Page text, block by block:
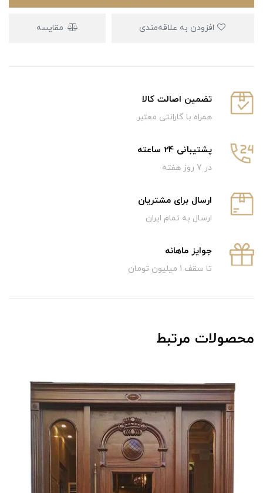
مقایسه
تضمین اصالت کالا
همراه با گارانتی معتبر
پشتیبانی 24 ساعته
در 7 روز هفته
ارسال برای مشتریان
ارسال به تمام ایران
جوایز ماهانه
تا سقف 1 میلیون تومان
محصولات مرتبط